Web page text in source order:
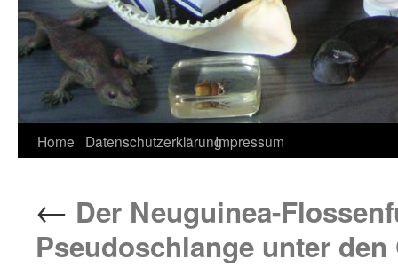
Home DatenschutzerklärungImpressum
← Der Neuguinea-
Pseudoschlange unter